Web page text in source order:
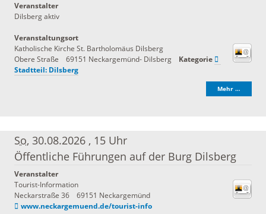
Veranstalter
Dilsberg aktiv
Veranstaltungsort
Katholische Kirche St. Bartholomäus Dilsberg
Obere Straße
69151 Neckargemünd- Dilsberg
Kategorie
Stadtteil: Dilsberg
Mehr …
So, 30.08.2026 , 15 Uhr
Öffentliche Führungen auf der Burg Dilsberg
Veranstalter
Tourist-Information
Neckarstraße 36
69151 Neckargemünd
www.neckargemuend.de/tourist-info